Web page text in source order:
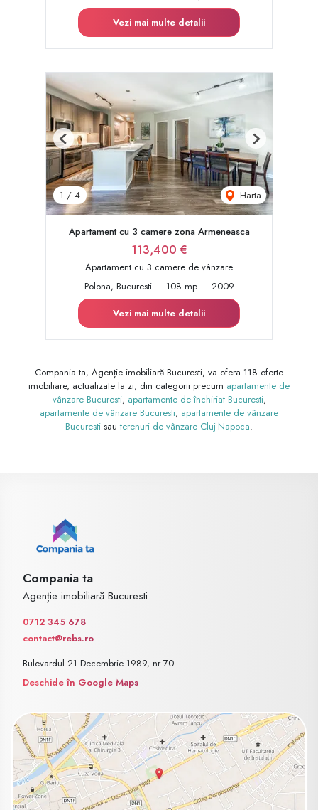
Vezi mai multe detalii
1 / 4 Harta
Previous Next
Apartament cu 3 camere zona Armeneasca
113,400 €
Apartament cu 3 camere de vânzare
Polona, Bucuresti
108 mp
2009
Vezi mai multe detalii
Compania ta, Agenție imobiliară Bucuresti, va ofera 118 oferte
imobiliare, actualizate la zi, din categorii precum apartamente de
vânzare Bucuresti, apartamente de închiriat Bucuresti,
apartamente de vânzare Bucuresti, apartamente de vânzare
Bucuresti sau terenuri de vânzare Cluj-Napoca.
Compania ta
Agenție imobiliară Bucuresti
0712 345 678
contact@rebs.ro
Bulevardul 21 Decembrie 1989, nr 70
Deschide în Google Maps